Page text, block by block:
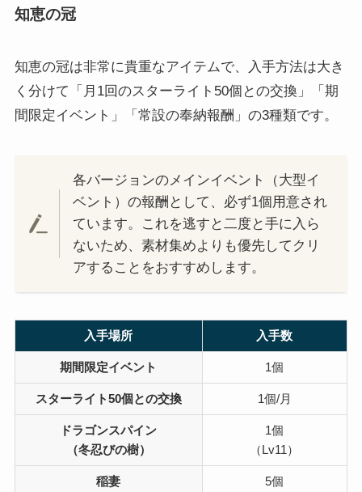
知恵の冠
知恵の冠は非常に貴重なアイテムで、入手方法は大き
く分けて「月1回のスターライト50個との交換」「期
間限定イベント」「常設の奉納報酬」の3種類です。
各バージョンのメインイベント（大型イ
ベント）の報酬として、必ず1個用意され
ています。これを逃すと二度と手に入ら
ないため、素材集めよりも優先してクリ
アすることをおすすめします。
入手場所 入手数
期間限定イベント 1個
スターライト50個との交換 1個/月
ドラゴンスパイン
（冬忍びの樹）
1個
（Lv11）
稲妻
5個